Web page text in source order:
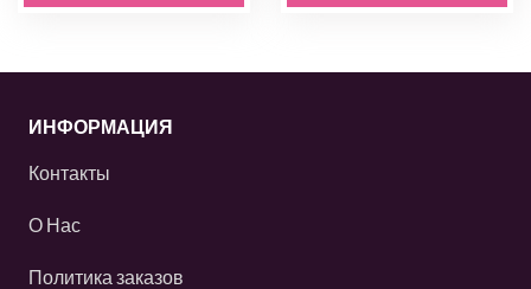
ИНФОРМАЦИЯ
Контакты
О Нас
Политика заказов